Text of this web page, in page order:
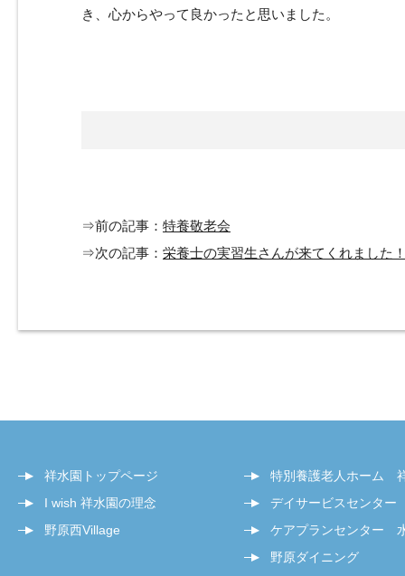
き、心からやって良かったと思いました。
⇒前の記事： 特養敬老会
⇒次の記事： 栄養士の実習生さんが来てくれました
祥水園トップページ
I wish 祥水園の理念
野原西Village
特別養護老人ホーム
デイサービスセンタ
ケアプランセンター
野原ダイニング